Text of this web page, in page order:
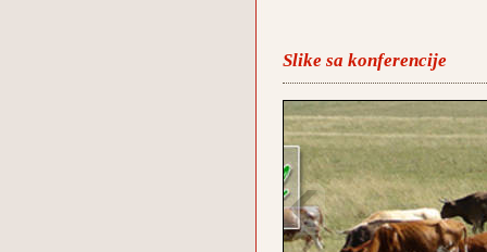
Slike sa konferencije